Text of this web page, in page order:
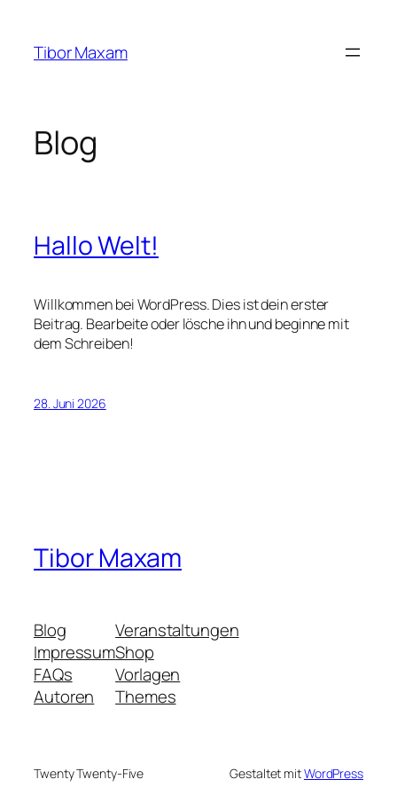
springen
Tibor Maxam
Blog
Hallo Welt!
Willkommen bei WordPress. Dies ist dein erster
Beitrag. Bearbeite oder lösche ihn und beginne mit
dem Schreiben!
28. Juni 2026
Tibor Maxam
Blog
Impressum
FAQs
Autoren
Veranstaltungen
Shop
Vorlagen
Themes
Twenty Twenty-Five Gestaltet mitWordPress